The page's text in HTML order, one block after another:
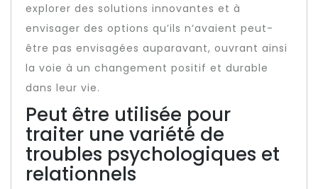
explorer des solutions innovantes et à
envisager des options qu’ils n’avaient peut-
être pas envisagées auparavant, ouvrant ainsi
la voie à un changement positif et durable
dans leur vie.
Peut être utilisée pour
traiter une variété de
troubles psychologiques et
relationnels